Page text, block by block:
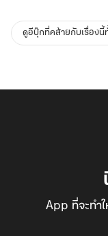
ดูอีบุ๊กที่คล้ายกับเรื่องนี้
App ที่จะทำ